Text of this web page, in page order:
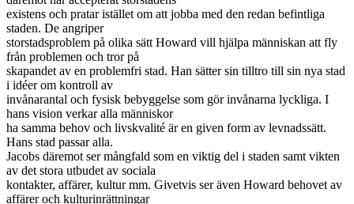
existens och pratar istället om att jobba med den redan befintliga
staden. De angriper
storstadsproblem på olika sätt Howard vill hjälpa människan att fly
från problemen och tror på
skapandet av en problemfri stad. Han sätter sin tilltro till sin nya stad
i idéer om kontroll av
invånarantal och fysisk bebyggelse som gör invånarna lyckliga. I
hans vision verkar alla människor
ha samma behov och livskvalité är en given form av levnadssätt.
Hans stad passar alla.
Jacobs däremot ser mångfald som en viktig del i staden samt vikten
av det stora utbudet av sociala
kontakter, affärer, kultur mm. Givetvis ser även Howard behovet av
affärer och kulturinrättningar